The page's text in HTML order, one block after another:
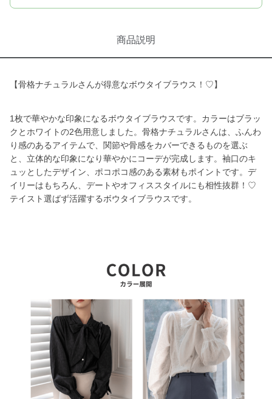
商品説明
【骨格ナチュラルさんが得意なボウタイブラウス！♡】
1枚で華やかな印象になるボウタイブラウスです。カラーはブラッ
クとホワイトの2色用意しました。骨格ナチュラルさんは、ふんわ
り感のあるアイテムで、関節や骨感をカバーできるものを選ぶ
と、立体的な印象になり華やかにコーデが完成します。袖口のキ
ュッとしたデザイン、ポコポコ感のある素材もポイントです。デ
イリーはもちろん、デートやオフィススタイルにも相性抜群！♡
テイスト選ばず活躍するボウタイブラウスです。